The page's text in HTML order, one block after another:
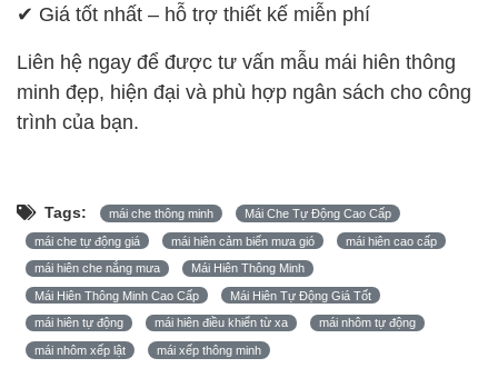
✔ Giá tốt nhất – hỗ trợ thiết kế miễn phí
Liên hệ ngay để được tư vấn mẫu mái hiên thông
minh đẹp, hiện đại và phù hợp ngân sách cho công
trình của bạn.
Tags: mái che thông minh Mái Che Tự Động Cao Cấp
mái che tự động giá mái hiên cảm biến mưa gió mái hiên cao cấp
mái hiên che nắng mưa Mái Hiên Thông Minh
Mái Hiên Thông Minh Cao Cấp Mái Hiên Tự Động Giá Tốt
mái hiên tự động mái hiên điều khiển từ xa mái nhôm tự động
mái nhôm xếp lật mái xếp thông minh